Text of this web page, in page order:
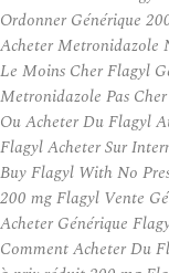
Ordonner Générique
Acheter Metronidazole
Le Moins Cher Flagyl
Metronidazole Pas
Ou Acheter Du Flagyl
Flagyl Acheter Sur
Buy Flagyl With No
200 mg Flagyl Vente
Acheter Générique
Comment Acheter Du